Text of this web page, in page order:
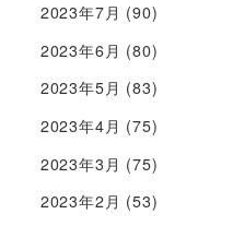
2023年7月 (90)
2023年6月 (80)
2023年5月 (83)
2023年4月 (75)
2023年3月 (75)
2023年2月 (53)